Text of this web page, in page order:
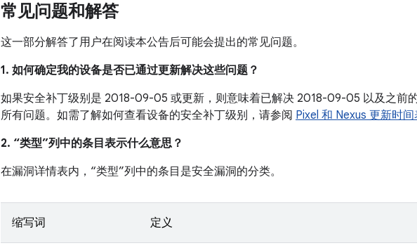
常见问题和解答
这一部分解答了用户在阅读本公告后可能会提出的常见问题。
1. 如何确定我的设备是否已通过更新解决这些问题？
如果安全补丁级别是 2018-09-05 或更新，则意味着已解决 2018-09-05 以及之前
所有问题。如需了解如何查看设备的安全补丁级别，请参阅 Pixel 和 Nexus 更新时间
2. “类型”列中的条目表示什么意思？
在漏洞详情表内，“类型”列中的条目是安全漏洞的分类。
缩写词 定义